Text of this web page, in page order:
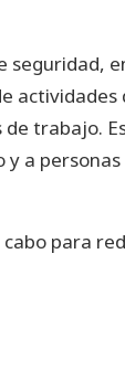
seguridad,
actividades
trabajo.
a
para